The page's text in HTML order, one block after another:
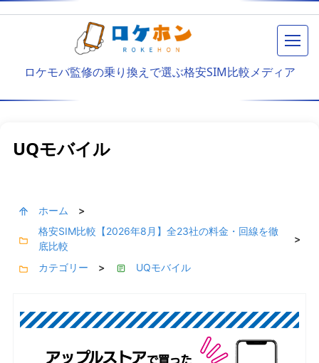
メニ
ロケモバ監修の乗り換えで選ぶ格安SIM比較メディア
UQモバイル
ホーム
>
格安SIM比較【2026年8月】全23社の料金・回線を徹
底比較
>
カテゴリー > UQモバイル